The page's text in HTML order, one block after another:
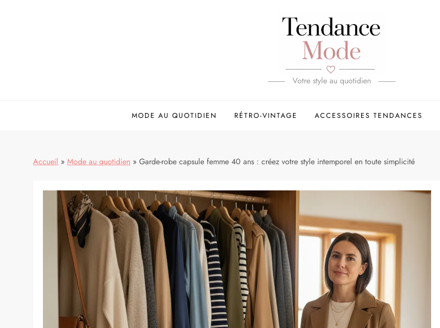
Votre style au quotidien
MODE AU QUOTIDIEN RÉTRO-VINTAGE ACCESSOIRES TENDANCES
Accueil »Mode au quotidien »Garde-robe capsule femme 40 ans : créez votre style intemporel en toute simplicité